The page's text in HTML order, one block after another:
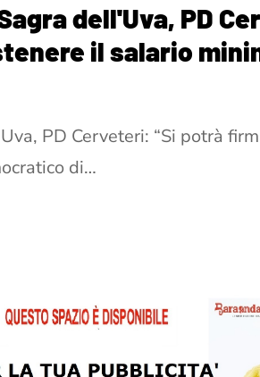
dell'Uva, PD
il salario
PD Cerveteri: “Si potrà
di…